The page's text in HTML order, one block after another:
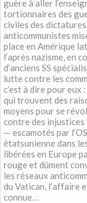
guère à aller
tortionnaires des
civiles des dictatures
anticommunistes
place en Amérique
l’après nazisme, en
d’anciens SS
lutte contre les
c’est à dire pour eux
qui trouvent des
moyens pour se
contre des injustices
— escamotés par
étatsunienne dans
libérées en Europe
rouge et dûment
les réseaux
du Vatican, l’affaire
connue…